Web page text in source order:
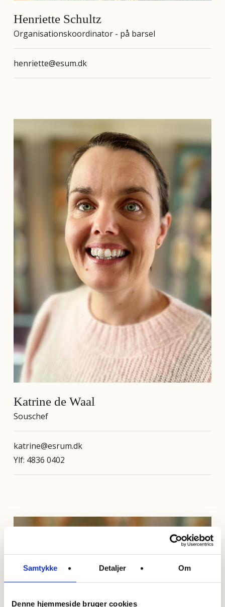
Samtykke Detaljer Om
Denne hjemmeside bruger cookies
Henriette Schultz
Organisationskoordinator - på barsel
henriette@esum.dk
Katrine de Waal
Souschef
katrine@esrum.dk
Ylf: 4836 0402